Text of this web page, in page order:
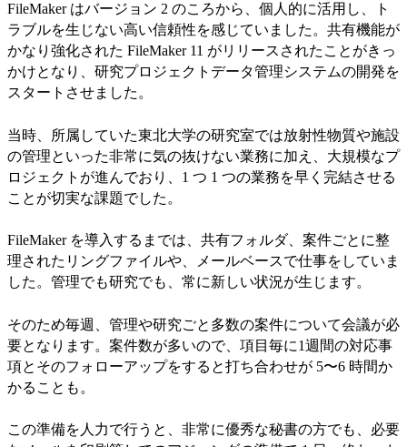
FileMaker はバージョン 2 のころから、個人的に活用し、ト
ラブルを生じない高い信頼性を感じていました。共有機能が
かなり強化された FileMaker 11 がリリースされたことがきっ
かけとなり、研究プロジェクトデータ管理システムの開発を
スタートさせました。
当時、所属していた東北大学の研究室では放射性物質や施設
の管理といった非常に気の抜けない業務に加え、大規模なプ
ロジェクトが進んでおり、1 つ 1 つの業務を早く完結させる
ことが切実な課題でした。
FileMaker を導入するまでは、共有フォルダ、案件ごとに整
理されたリングファイルや、メールベースで仕事をしていま
した。管理でも研究でも、常に新しい状況が生じます。
そのため毎週、管理や研究ごと多数の案件について会議が必
要となります。案件数が多いので、項目毎に1週間の対応事
項とそのフォローアップをすると打ち合わせが 5〜6 時間か
かることも。
この準備を人力で行うと、非常に優秀な秘書の方でも、必要